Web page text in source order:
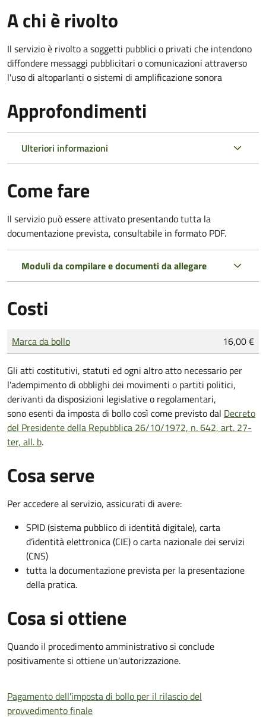
A chi è rivolto
Il servizio è rivolto a soggetti pubblici o privati che intendono
diffondere messaggi pubblicitari o comunicazioni attraverso
l'uso di altoparlanti o sistemi di amplificazione sonora
Approfondimenti
Ulteriori informazioni
Come fare
Il servizio può essere attivato presentando tutta la
documentazione prevista, consultabile in formato PDF.
Moduli da compilare e documenti da allegare
Costi
Tipo di pagamento
Importo
Marca da bollo 16,00 €
Gli atti costitutivi, statuti ed ogni altro atto necessario per
l'adempimento di obblighi dei movimenti o partiti politici,
derivanti da disposizioni legislative o regolamentari,
sonoesenti da imposta di bollocosì come previsto dal Decreto
del Presidente della Repubblica 26/10/1972, n. 642, art. 27-
ter, all. b.
Cosa serve
Per accedere al servizio, assicurati di avere:
SPID (sistema pubblico di identità digitale), carta
d’identità elettronica (CIE) o carta nazionale dei servizi
(CNS)
tutta la documentazione prevista per la presentazione
della pratica.
Cosa si ottiene
Quando il procedimento amministrativo si conclude
positivamente si ottiene un'autorizzazione.
Pagamento dell'imposta di bollo per il rilascio del
provvedimento finale